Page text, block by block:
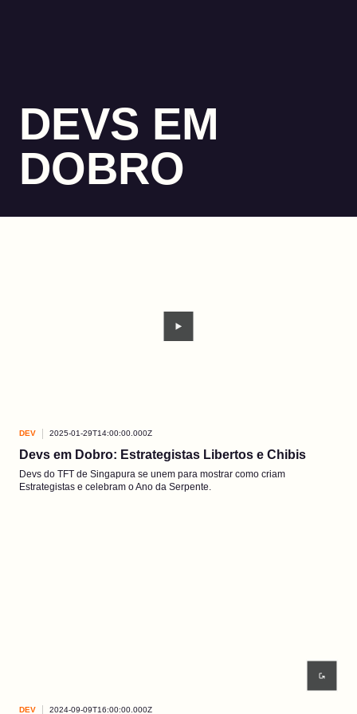
DEVS EM
DOBRO
DEV 2025-01-29T14:00:00.000Z
Devs em Dobro: Estrategistas Libertos e Chibis
Devs do TFT de Singapura se unem para mostrar como criam
Estrategistas e celebram o Ano da Serpente.
DEV 2024-09-09T16:00:00.000Z